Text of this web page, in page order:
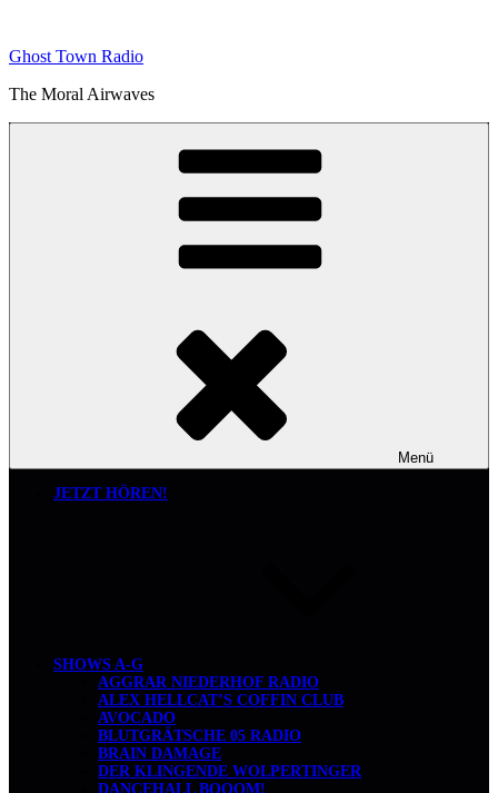
springen
Ghost Town Radio
The Moral Airwaves
Menü
JETZT HÖREN!
SHOWS A-G
AGGRAR NIEDERHOF RADIO
ALEX HELLCAT’S COFFIN CLUB
AVOCADO
BLUTGRÄTSCHE 05 RADIO
BRAIN DAMAGE
DER KLINGENDE WOLPERTINGER
DANCEHALL BOOOM!